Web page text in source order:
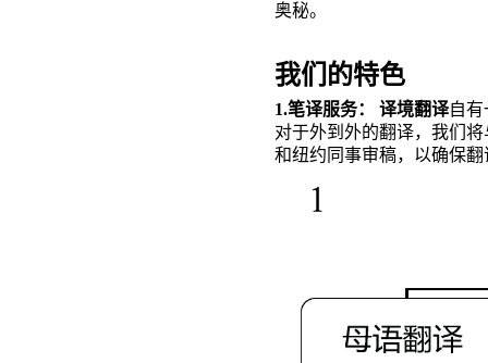
奥秘。
我们的特色
1.笔译服务： 译境翻译自有
对于外到外的翻译，我们
和纽约同事审稿，以确保